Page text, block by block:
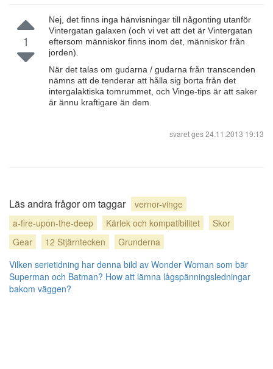
1
Nej, det finns inga hänvisningar till någonting utanför
Vintergatan galaxen (och vi vet att det är Vintergatan
eftersom människor finns inom det, människor från
jorden).
När det talas om gudarna / gudarna från transcenden
nämns att de tenderar att hålla sig borta från det
intergalaktiska tomrummet, och Vinge-tips är att saker
är ännu kraftigare än dem.
svaret ges24.11.2013 19:13
Läs andra frågor om taggar
vernor-vinge
a-fire-upon-the-deep
Kärlek och kompatibilitet
Skor
Gear
12 Stjärntecken
Grunderna
Vilken serietidning har denna bild av Wonder Woman som bär
Superman och Batman? How att lämna lågspänningsledningar
bakom väggen?